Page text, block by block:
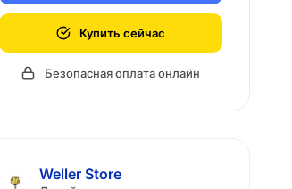
Купить сейчас
Безопасная оплата онлайн
Weller Store